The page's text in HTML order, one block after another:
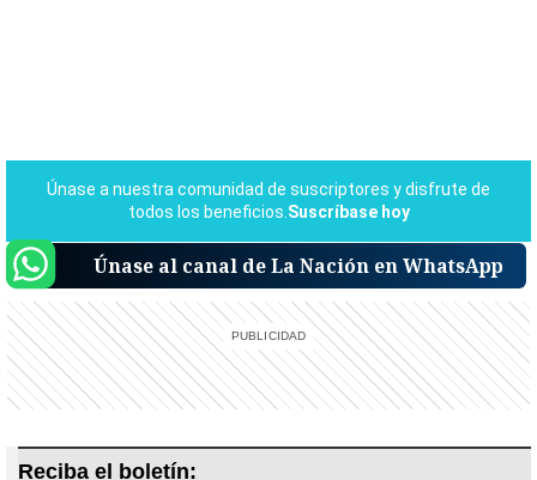
Únase al canal de La Nación en WhatsApp
Reciba el boletín: